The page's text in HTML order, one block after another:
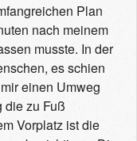
Plan
nach meinem
musste. In der
es schien
einen Umweg
die zu Fuß
Vorplatz ist die